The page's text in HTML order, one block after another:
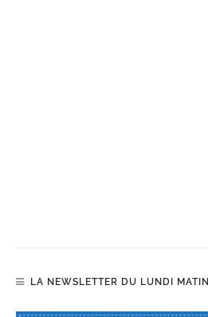
LA NEWSLETTER DU LUNDI MATIN